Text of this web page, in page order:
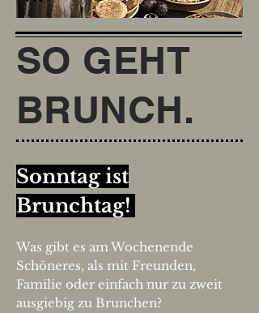
SO GEHT
BRUNCH.
Sonntag ist
Brunchtag!
Was gibt es am Wochenende
Schöneres, als mit Freunden,
Familie oder einfach nur zu zweit
ausgiebig zu Brunchen?